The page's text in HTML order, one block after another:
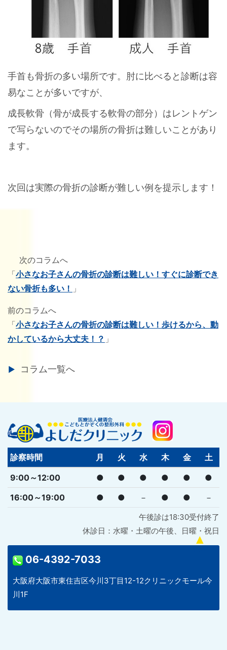
手首も骨折の多い場所です。肘に比べると診断は容
易なことが多いですが、
成長軟骨（骨が成長する軟骨の部分）はレントゲン
で写らないのでその場所の骨折は難しいことがあり
ます。
次回は実際の骨折の診断が難しい例を提示します！
次のコラムへ
「小さなお子さんの骨折の診断は難しい！すぐに診断でき
ない骨折も多い！ 」
前のコラムへ
「小さなお子さんの骨折の診断は難しい！歩けるから、動
かしているから大丈夫！？ 」
コラム一覧へ
診察時間 月 火 水 木 金
土
9:00～12:00
● ● ● ● ●
●
16:00～19:00
● ● － ● ● －
午後診は18:30受付終了
休診日：水曜・土曜の午後、日曜・祝日
06-4392-7033
大阪府大阪市東住吉区今川3丁目12-12クリニックモール今
川1F